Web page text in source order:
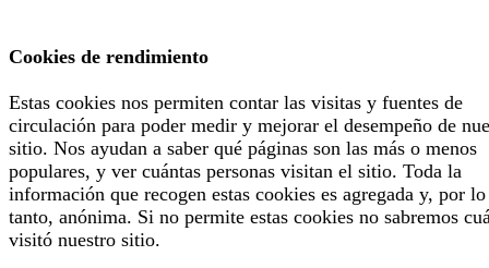
Cookies de rendimiento
Estas cookies nos permiten contar las visitas y fuentes de
circulación para poder medir y mejorar el desempeño de
sitio. Nos ayudan a saber qué páginas son las más o menos
populares, y ver cuántas personas visitan el sitio. Toda la
información que recogen estas cookies es agregada y, por lo
tanto, anónima. Si no permite estas cookies no sabremos
visitó nuestro sitio.